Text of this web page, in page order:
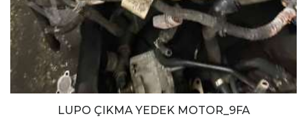
LUPO ÇIKMA YEDEK MOTOR_9FA